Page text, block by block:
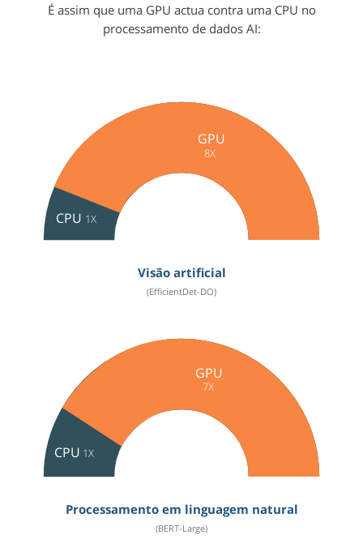
É assim que uma GPU actua contra uma CPU no
processamento de dados AI:
CPU 1X
GPU
8X
Visão artificial
(EfficientDet-DO)
CPU 1X
GPU
7X
Processamento em linguagem natural
(BERT-Large)